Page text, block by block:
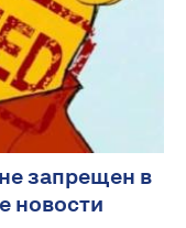
запрещен в
новости